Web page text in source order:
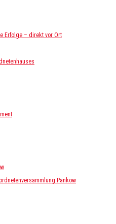
Erfolge – direkt vor Ort
Pankow